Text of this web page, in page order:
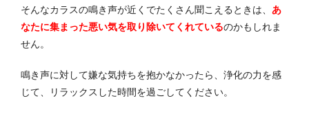
そんなカラスの鳴き声が近くでたくさん聞こえるときは、 あ
なたに集まった悪い気を取り除いてくれているのかもしれま
せん。
鳴き声に対して嫌な気持ちを抱かなかったら、浄化の力を感
じて、リラックスした時間を過ごしてください。